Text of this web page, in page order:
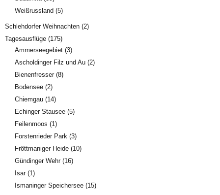
Weißrussland (5)
Schlehdorfer Weihnachten (2)
Tagesausflüge (175)
Ammerseegebiet (3)
Ascholdinger Filz und Au (2)
Bienenfresser(8)
Bodensee (2)
Chiemgau (14)
Echinger Stausee (5)
Feilenmoos (1)
Forstenrieder Park (3)
Fröttmaniger Heide (10)
Gündinger Wehr(16)
Isar(1)
Ismaninger Speichersee (15)